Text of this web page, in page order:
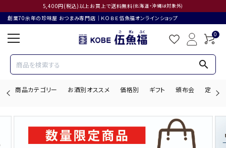
5,400円(税込)以上お買上で送料無料(北海道・沖縄は対象外)
創業70余年の珍味屋 おつまみ専門店│ＫＯＢＥ伍魚福オンラインショップ
0
search
商品カテゴリー お酒別オススメ 価格別 ギフト 頒布会 定期購
search